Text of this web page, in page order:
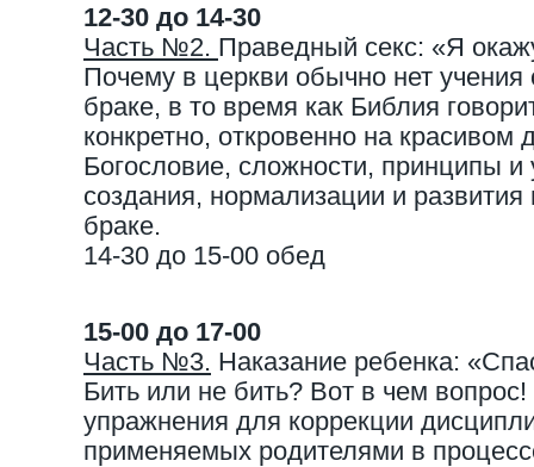
12-30 до 14-30
Часть №2. Праведный секс: «Я
Почему в церкви обычно нет
браке, в то время как Библия
конкретно, откровенно на красивом
Богословие, сложности, принципы
создания, нормализации и
браке.
14-30 до 15-00 обед
15-00 до 17-00
Часть №3. Наказание ребенка:
Бить или не бить? Вот в чем
упражнения для коррекции
применяемых родителями в